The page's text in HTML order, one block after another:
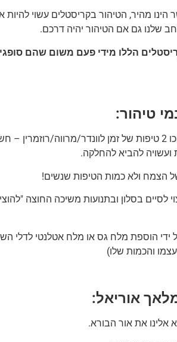
הינו מהיר, הטיהור בקריסטלים עשוי
שלנו גם אם הטיהור יהיה דרכם.
הללו מידי פעם משום שהם
טיהור:
ניתן לקחת דלי של מים ולשים בתוכו 2 טיפות של זמן לוונדר/
להביא להחלקה.
הצמח ולא כמות הטיפות שנשים!
לסיים בסלון ובתנועות משיכה החוצה
ידי הוספת מלח גס או מלח אטלנטי לדלי
והכמות שלו)
אוריאל:
את אור הבורא.